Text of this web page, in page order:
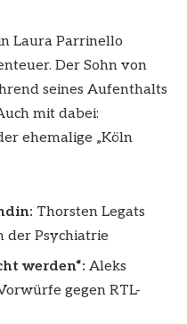
Laura Parrinello
Der Sohn von
seines Aufenthalts
mit dabei:
ehemalige „Köln
Thorsten Legats
der Psychiatrie
werden“: Aleks
gegen RTL-